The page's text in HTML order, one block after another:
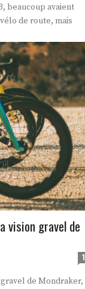
beaucoup avaient
de route, mais
vision gravel de
1
de Mondraker,